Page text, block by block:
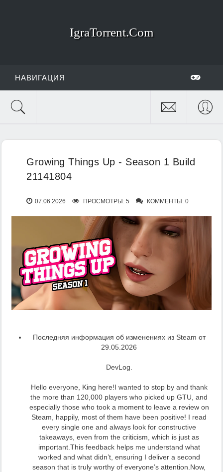
IgraTorrent.Com
НАВИГАЦИЯ
Growing Things Up - Season 1 Build
21141804
07.06.2026 ПРОСМОТРЫ: 5 КОММЕНТЫ: 0
Последняя информация об изменениях из Steam от
29.05.2026
DevLog.
Hello everyone, King here!I wanted to stop by and thank
the more than 120,000 players who picked up GTU, and
especially those who took a moment to leave a review on
Steam, happily, most of them have been positive! I read
every single one and always look for constructive
takeaways, even from the criticism, which is just as
important.This feedback helps me understand what
worked and what didn’t, ensuring I deliver a second
season that is truly worthy of everyone’s attention.Now,